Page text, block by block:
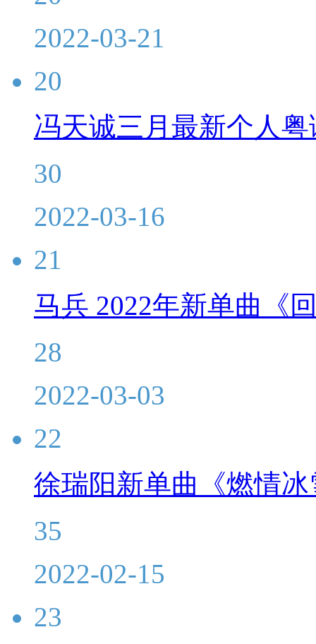
2022-03-21
20
冯天诚三月最新个人
30
2022-03-16
21
马兵 2022年新单曲《
28
2022-03-03
22
徐瑞阳新单曲《燃情
35
2022-02-15
23